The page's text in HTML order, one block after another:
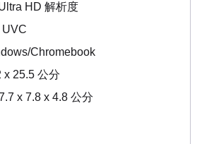
HD 解析度
Chromebook
x 25.5 公分
x 7.8 x 4.8 公分